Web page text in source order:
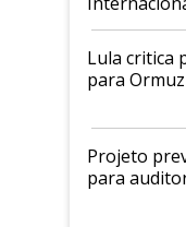
Lula critica
para Ormuz
Projeto
para